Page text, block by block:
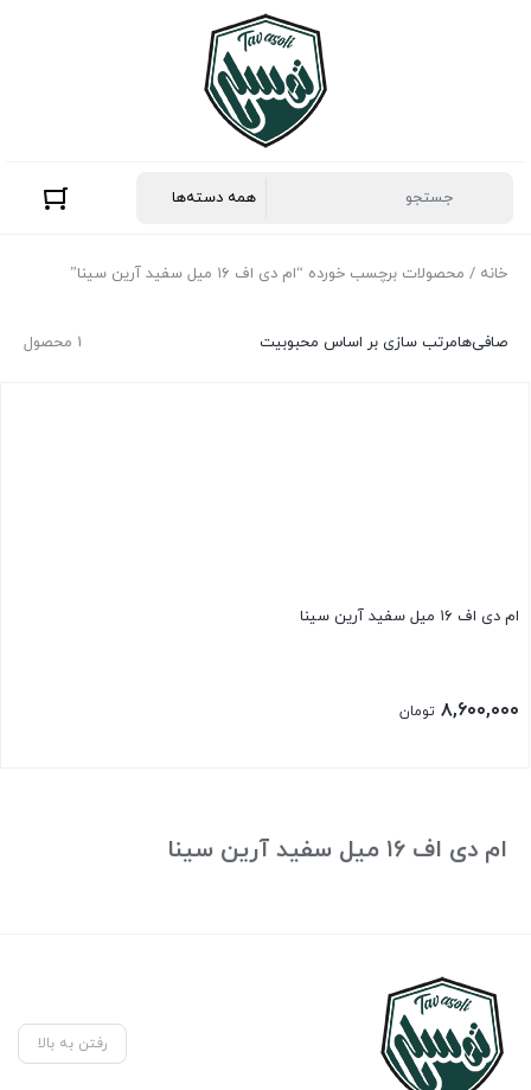
خانه / محصولات برچسب خورده “ام دی اف ۱۶ میل سفید آرین سینا”
1 محصول صافی‌هامرتب سازی بر اساس محبوبیت
ام دی اف ۱۶ میل سفید آرین سینا
۸,۶۰۰,۰۰۰ تومان
ام دی اف ۱۶ میل سفید آرین سینا
رفتن به بالا